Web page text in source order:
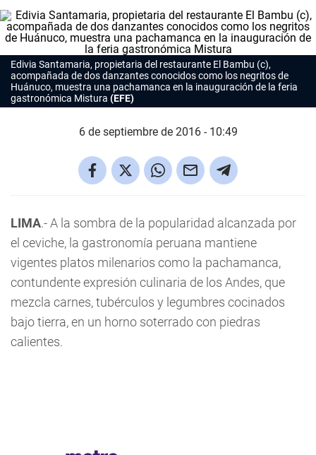
Edivia Santamaria, propietaria del restaurante El Bambu (c),
acompañada de dos danzantes conocidos como los negritos de
Huánuco, muestra una pachamanca en la inauguración de la feria
gastronómica Mistura (EFE)
6 de septiembre de 2016 - 10:49
LIMA.- A la sombra de la popularidad alcanzada por
el ceviche, la gastronomía peruana mantiene
vigentes platos milenarios como la pachamanca,
contundente expresión culinaria de los Andes, que
mezcla carnes, tubérculos y legumbres cocinados
bajo tierra, en un horno soterrado con piedras
calientes.